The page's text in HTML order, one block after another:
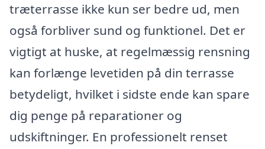
træterrasse ikke kun ser bedre ud, men
også forbliver sund og funktionel. Det er
vigtigt at huske, at regelmæssig rensning
kan forlænge levetiden på din terrasse
betydeligt, hvilket i sidste ende kan spare
dig penge på reparationer og
udskiftninger. En professionelt renset